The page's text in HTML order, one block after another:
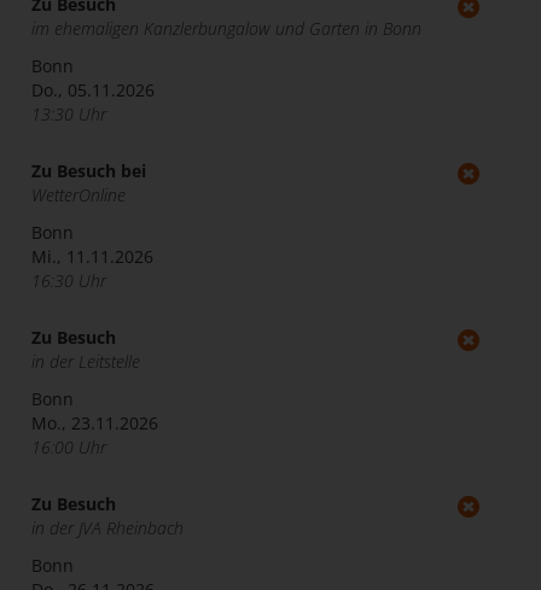
Zu Besuch
im ehemaligen Kanzlerbungalow und Garten in Bonn
Bonn
Do., 05.11.2026
13:30 Uhr
Zu Besuch bei
WetterOnline
Bonn
Mi., 11.11.2026
16:30 Uhr
Zu Besuch
in der Leitstelle
Bonn
Mo., 23.11.2026
16:00 Uhr
Zu Besuch
in der JVA Rheinbach
Bonn